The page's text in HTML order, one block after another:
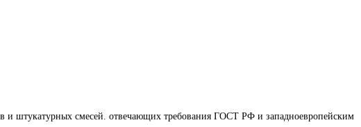
и штукатурных смесей. отвечающих требования ГОСТ РФ и западноевропейским